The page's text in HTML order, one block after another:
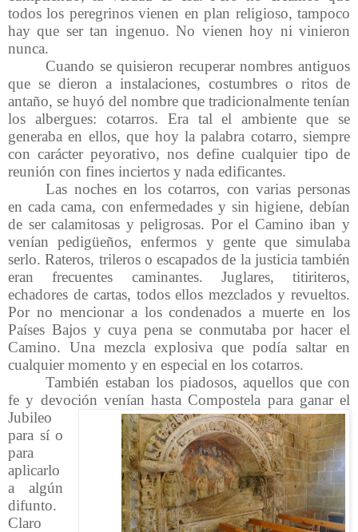
todos los peregrinos vienen en plan religioso, tampoco
hay que ser tan ingenuo. No vienen hoy ni vinieron
nunca.
Cuando se quisieron recuperar nombres antiguos
que se dieron a instalaciones, costumbres o ritos de
antaño, se huyó del nombre que tradicionalmente tenían
los albergues: cotarros. Era tal el ambiente que se
generaba en ellos, que hoy la palabra cotarro, siempre
con carácter peyorativo, nos define cualquier tipo de
reunión con fines inciertos y nada edificantes.
Las noches en los cotarros, con varias personas
en cada cama, con enfermedades y sin higiene, debían
de ser calamitosas y peligrosas. Por el Camino iban y
venían pedigüeños, enfermos y gente que simulaba
serlo. Rateros, trileros o escapados de la justicia también
eran frecuentes caminantes. Juglares, titiriteros,
echadores de cartas, todos ellos mezclados y revueltos.
Por no mencionar a los condenados a muerte en los
Países Bajos y cuya pena se conmutaba por hacer el
Camino. Una mezcla explosiva que podía saltar en
cualquier momento y en especial en los cotarros.
También estaban los piadosos, aquellos que con
fe y devoción venían hasta Compostela para ganar el
Jubileo
para sí o
para
aplicarlo
a algún
difunto.
Claro